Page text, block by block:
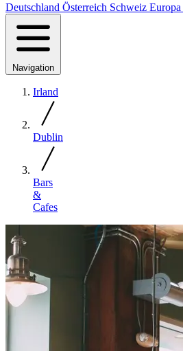
Deutschland Österreich Schweiz Europa
Navigation
Irland
Dublin
Bars
&
Cafes